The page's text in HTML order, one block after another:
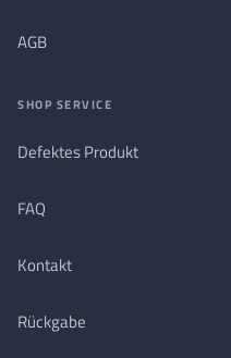
AGB
SHOP SERVICE
Defektes Produkt
FAQ
Kontakt
Rückgabe